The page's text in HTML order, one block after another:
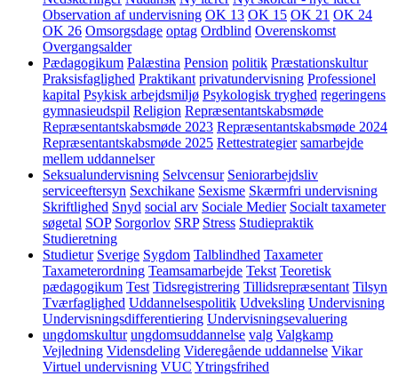
Observation af undervisning OK 13 OK 15 OK 21 OK 24
OK 26 Omsorgsdage optag Ordblind Overenskomst
Overgangsalder
Pædagogikum Palæstina Pension politik Præstationskultur
Praksisfaglighed Praktikant privatundervisning Professionel
kapital Psykisk arbejdsmiljø Psykologisk tryghed regeringens
gymnasieudspil Religion Repræsentantskabsmøde
Repræsentantskabsmøde 2023 Repræsentantskabsmøde 2024
Repræsentantskabsmøde 2025 Rettestrategier samarbejde
mellem uddannelser
Seksualundervisning Selvcensur Seniorarbejdsliv
serviceeftersyn Sexchikane Sexisme Skærmfri undervisning
Skriftlighed Snyd social arv Sociale Medier Socialt taxameter
søgetal SOP Sorgorlov SRP Stress Studiepraktik
Studieretning
Studietur Sverige Sygdom Talblindhed Taxameter
Taxameterordning Teamsamarbejde Tekst Teoretisk
pædagogikum Test Tidsregistrering Tillidsrepræsentant Tilsyn
Tværfaglighed Uddannelsespolitik Udveksling Undervisning
Undervisningsdifferentiering Undervisningsevaluering
ungdomskultur ungdomsuddannelse valg Valgkamp
Vejledning Vidensdeling Videregående uddannelse Vikar
Virtuel undervisning VUC Ytringsfrihed